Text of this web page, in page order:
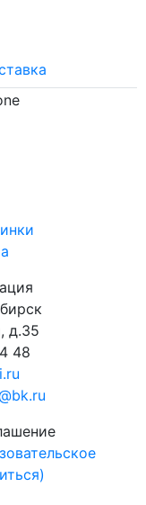
д.35
48